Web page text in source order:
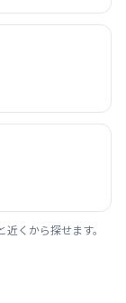
くから探せます。